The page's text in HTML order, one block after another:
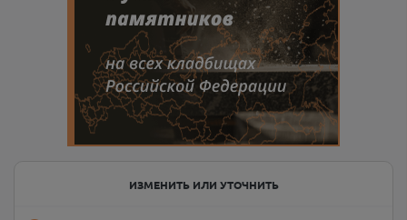
ИЗМЕНИТЬ ИЛИ УТОЧНИТЬ